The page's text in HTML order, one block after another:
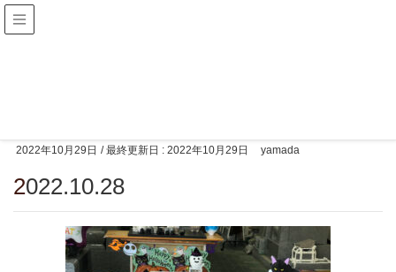
2022年10月29日 / 最終更新日 : 2022年10月29日 yamada
2022.10.28